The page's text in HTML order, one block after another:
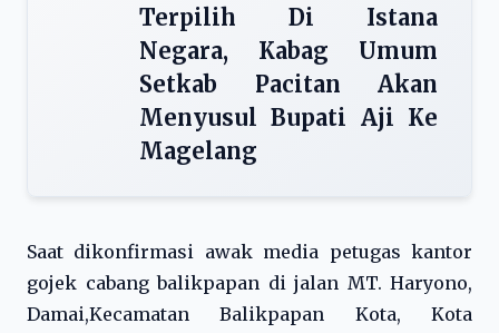
Terpilih Di Istana
Negara, Kabag Umum
Setkab Pacitan Akan
Menyusul Bupati Aji Ke
Magelang
Saat dikonfirmasi awak media petugas kantor
gojek cabang balikpapan di jalan MT. Haryono,
Damai,Kecamatan Balikpapan Kota, Kota